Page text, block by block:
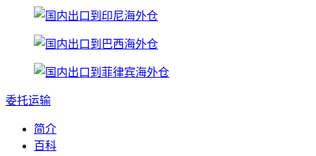
委托运输
简介
百科